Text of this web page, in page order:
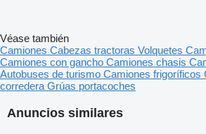
Anuncios similares
Véase también
Camiones Cabezas tractoras Volquetes
Camiones con gancho Camiones chasis
Autobuses de turismo Camiones frigoríficos
corredera Grúas portacoches